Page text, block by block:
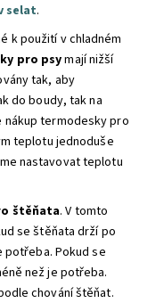
selat.
k použití v chladném
pro psymají nižší
tak, aby
do boudy, tak na
nákup termodesky pro
teplotu jednoduše
nastavovat teplotu
štěňata. V tomto
se štěňata drží po
potřeba. Pokud se
než je potřeba.
chování štěňat.